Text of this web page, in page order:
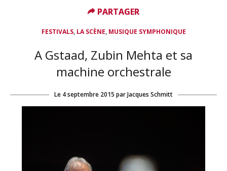
FESTIVALS, LA SCÈNE, MUSIQUE SYMPHONIQUE
A Gstaad, Zubin Mehta et sa
machine orchestrale
Le 4 septembre 2015 parJacques Schmitt
PARTAGER
PARTAGER